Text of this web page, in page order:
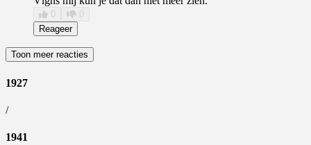
0
0
Reageer
Toon meer reacties
1927
/
1941